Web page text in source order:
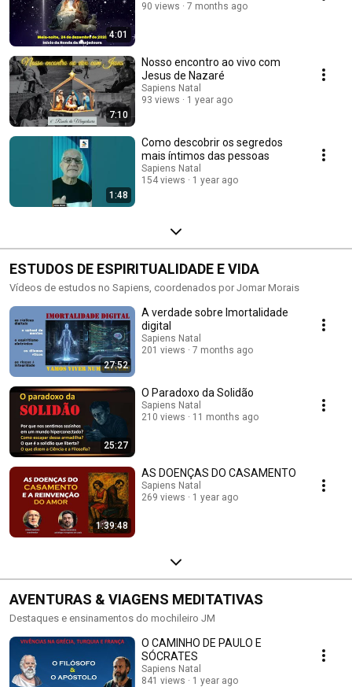
4:01
90 views
7 months ago
7:10
Nosso encontro ao vivo com
Jesus de Nazaré
Sapiens Natal
93 views
1 year ago
1:48
Como descobrir os segredos
mais íntimos das pessoas
Sapiens Natal
154 views
1 year ago
ESTUDOS DE ESPIRITUALIDADE E VIDA
Vídeos de estudos no Sapiens, coordenados por Jomar Morais
27:52
A verdade sobre Imortalidade
digital
Sapiens Natal
201 views
7 months ago
25:27
O Paradoxo da Solidão
Sapiens Natal
210 views
11 months ago
1:39:48
AS DOENÇAS DO CASAMENTO
Sapiens Natal
269 views
1 year ago
AVENTURAS & VIAGENS MEDITATIVAS
Destaques e ensinamentos do mochileiro JM
O CAMINHO DE PAULO E
SÓCRATES
Sapiens Natal
841 views
1 year ago